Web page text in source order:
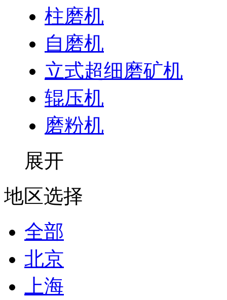
柱磨机
自磨机
立式超细磨矿机
辊压机
磨粉机
展开
地区选择
全部
北京
上海